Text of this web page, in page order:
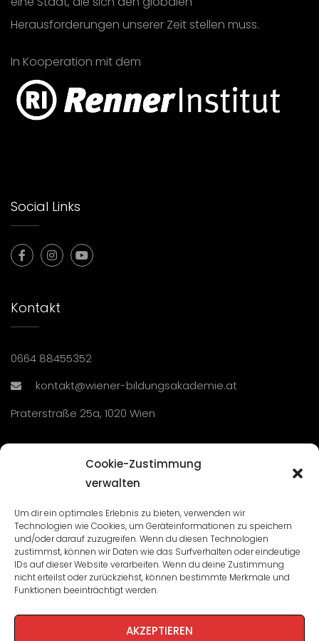
Cookie-Zustimmung
verwalten
Um dir ein optimales Erlebnis zu bieten, verwenden wir
Technologien wie Cookies, um Geräteinformationen zu speichern
und/oder darauf zuzugreifen. Wenn du diesen Technologien
zustimmst, können wir Daten wie das Surfverhalten oder eindeutige
IDs auf dieser Website verarbeiten. Wenn du deine Zustimmung
nicht erteilst oder zurückziehst, können bestimmte Merkmale und
Funktionen beeinträchtigt werden.
AKZEPTIEREN
Herausforderungen unserer Zeit stellen muss.
In Kooperation mit dem
Social Links
Kontakt
0664 88455352
kontakt@wiener-bildungsakademie.at
Praterstraße 25a, 1020 Wien
Seminare und Veranstaltungen
Lehrgänge
WBA: Direktion und Team
Impressum/Datenschutz
Cookie-Richtlinie